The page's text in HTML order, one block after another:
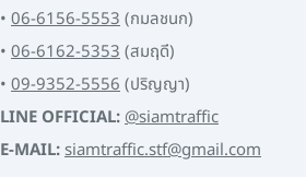
• 06-6156-5553(กมลชนก)
• 06-6162-5353(สมฤดี)
• 09-9352-5556(ปริญญา)
LINE OFFICIAL:@siamtraffic
E-MAIL:siamtraffic.stf@gmail.com